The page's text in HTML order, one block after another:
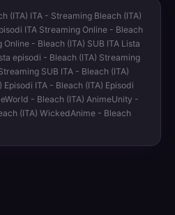
(ITA) ITA - Streaming Bleach (ITA)
ITA Streaming Online - Bleach
- Bleach (ITA) SUB ITA Lista
episodi - Bleach (ITA) Streaming
SUB ITA - Bleach (ITA)
ITA - Bleach (ITA) Episodi
- Bleach (ITA) AnimeUnity -
(ITA) WickedAnime - Bleach